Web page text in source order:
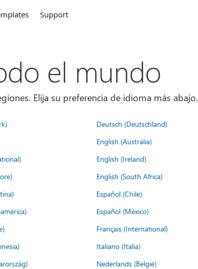
Support
el mundo
Elija su preferencia de idioma más abajo.
Deutsch (Deutschland)
English (Australia)
English (Ireland)
English (South Africa)
Español (Chile)
Español (México)
Français (International)
Italiano (Italia)
Nederlands (België)